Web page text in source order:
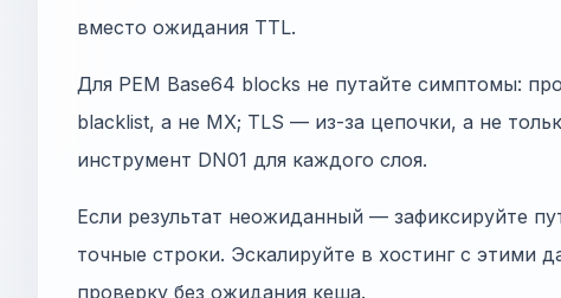
вместо ожидания TTL.
Для PEM Base64 blocks не путайте симптомы:
blacklist, а не MX; TLS — из-за цепочки, а не
инструмент DN01 для каждого слоя.
Если результат неожиданный — зафиксируйте
точные строки. Эскалируйте в хостинг с этими
проверку без ожидания кеша.